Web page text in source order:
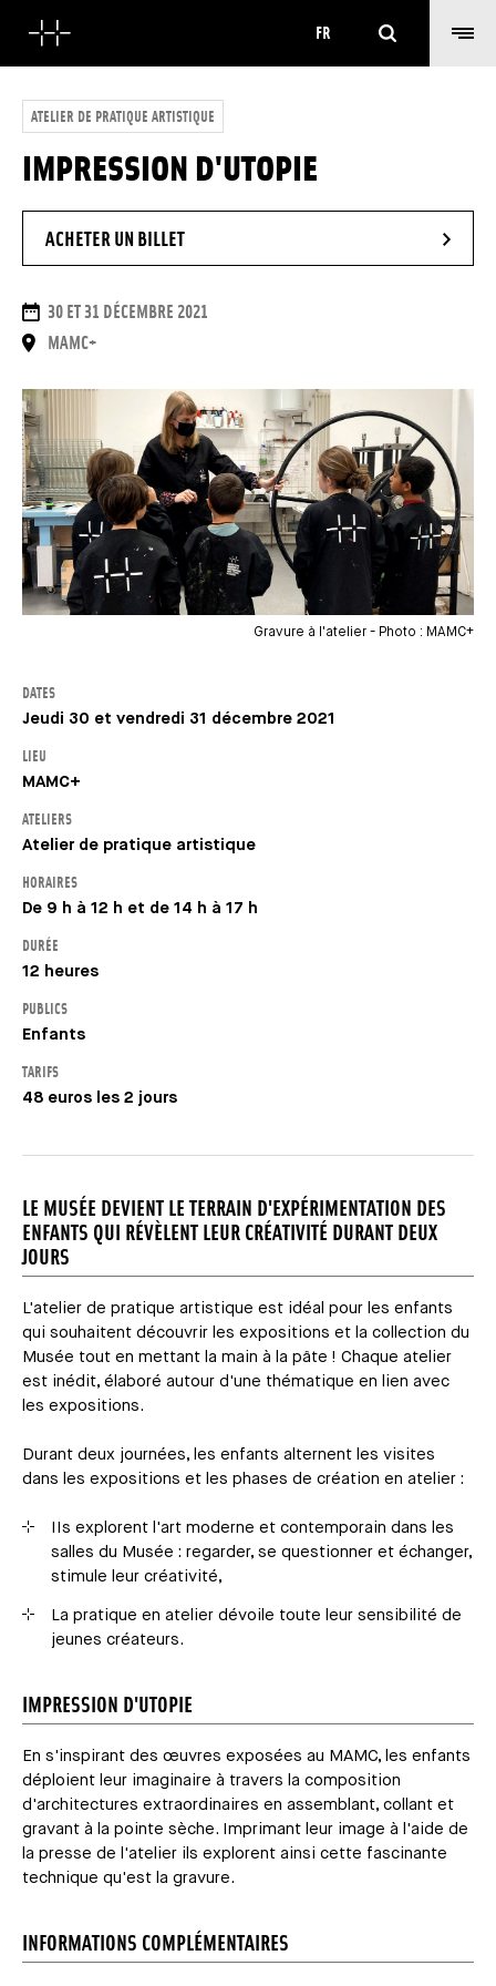
Rechercher
FR
ATELIER DE PRATIQUE ARTISTIQUE
IMPRESSION D'UTOPIE
ACHETER UN BILLET- NOUVELLE FENÊTRE
DATES
30 ET 31 DÉCEMBRE 2021
LIEU
MAMC+
Gravure à l'atelier - Photo : MAMC+
DATES
Jeudi 30 et vendredi 31 décembre 2021
LIEU
MAMC+
ATELIERS
Atelier de pratique artistique
HORAIRES
De 9 h à 12 h et de 14 h à 17 h
DURÉE
12 heures
PUBLICS
Enfants
TARIFS
48 euros les 2 jours
LE MUSÉE DEVIENT LE TERRAIN D'EXPÉRIMENTATION DES
ENFANTS QUI RÉVÈLENT LEUR CRÉATIVITÉ DURANT DEUX
JOURS
L'atelier de pratique artistique est idéal pour les enfants
qui souhaitent découvrir les expositions et la collection du
Musée tout en mettant la main à la pâte ! Chaque atelier
est inédit, élaboré autour d'une thématique en lien avec
les expositions.
Durant deux journées, les enfants alternent les visites
dans les expositions et les phases de création en atelier :
IIs explorent l'art moderne et contemporain dans les
salles du Musée : regarder, se questionner et échanger,
stimule leur créativité,
La pratique en atelier dévoile toute leur sensibilité de
jeunes créateurs.
IMPRESSION D'UTOPIE
En s'inspirant des œuvres exposées au MAMC, les enfants
déploient leur imaginaire à travers la composition
d'architectures extraordinaires en assemblant, collant et
gravant à la pointe sèche. Imprimant leur image à l'aide de
la presse de l'atelier ils explorent ainsi cette fascinante
technique qu'est la gravure.
INFORMATIONS COMPLÉMENTAIRES